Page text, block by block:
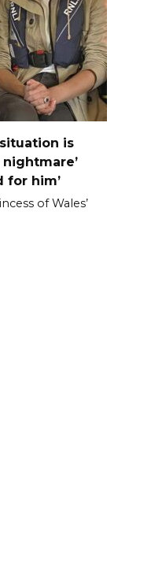
is
nightmare’
for him’
of Wales’